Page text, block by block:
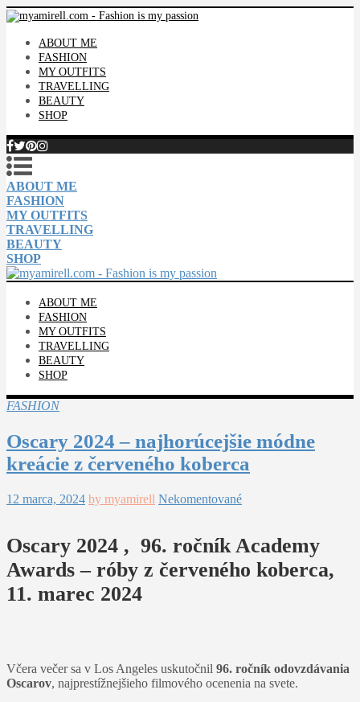
ABOUT ME
FASHION
MY OUTFITS
TRAVELLING
BEAUTY
SHOP
ABOUT ME
FASHION
MY OUTFITS
TRAVELLING
BEAUTY
SHOP
ABOUT ME
FASHION
MY OUTFITS
TRAVELLING
BEAUTY
SHOP
FASHION
Oscary 2024 – najhorúcejšie módne
kreácie z červeného koberca
12 marca, 2024 by myamirell Nekomentované
Oscary 2024 , 96. ročník Academy
Awards – róby z červeného koberca,
11. marec 2024
Včera večer sa v Los Angeles uskutočnil 96. ročník odovzdávania
Oscarov, najprestížnejšieho filmového ocenenia na svete.